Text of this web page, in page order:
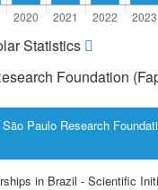
Statistics
Foundation
Paulo Research
in Brazil - Scientific